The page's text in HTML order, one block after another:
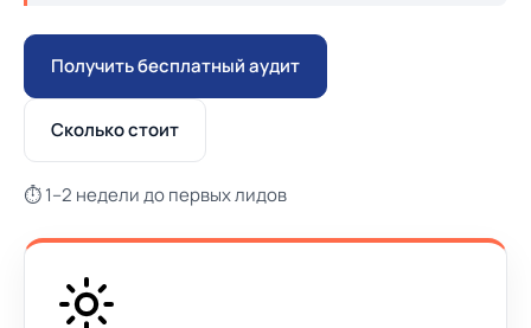
Получить бесплатный аудит
Сколько стоит
⏱ 1–2 недели до первых лидов